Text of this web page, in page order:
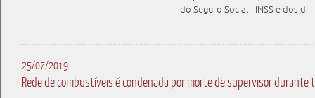
do Seguro Social - INSS e dos d
25/07/2019
Rede de combustíveis é condenada por morte de supervisor